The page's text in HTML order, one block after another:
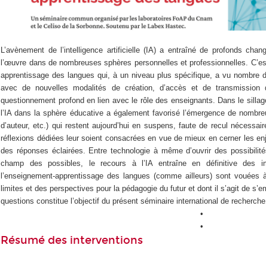
L’avènement de l’intelligence artificielle (IA) a entraîné de profonds
l’œuvre dans de nombreuses sphères personnelles et professionnelles.
apprentissage des langues qui, à un niveau plus spécifique, a vu nombre
avec de nouvelles modalités de création, d’accès et de
questionnement profond en lien avec le rôle des enseignants. Dans le
l’IA dans la sphère éducative a également favorisé l’émergence de
d’auteur, etc.) qui restent aujourd’hui en suspens, faute de recul
réflexions dédiées leur soient consacrées en vue de mieux en cerner les
des réponses éclairées. Entre technologie à même d’ouvrir des
champ des possibles, le recours à l’IA entraîne en définitive des
l’enseignement-apprentissage des langues (comme ailleurs) sont
limites et des perspectives pour la pédagogie du futur et dont il s’agit de
questions constitue l’objectif du présent séminaire international de
•
•
Résumé des interventions